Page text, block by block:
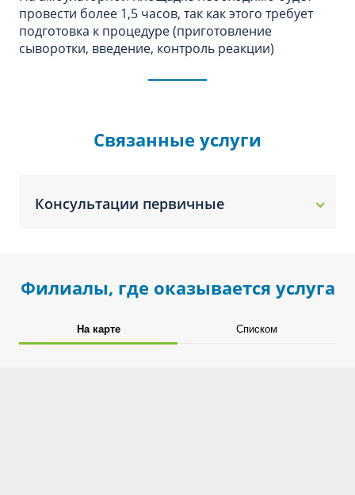
провести более 1,5 часов, так как этого требует
подготовка к процедуре (приготовление
сыворотки, введение, контроль реакции)
Связанные услуги
Консультации первичные
Филиалы, где оказывается услуга
На карте Списком